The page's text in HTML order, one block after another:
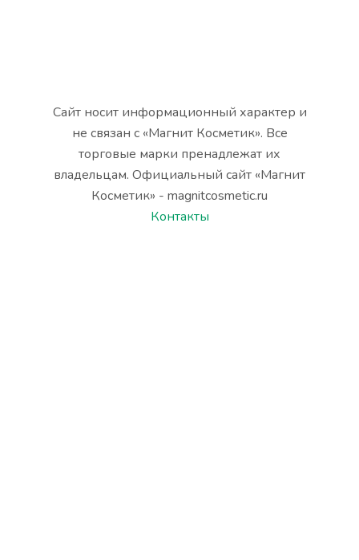
Сайт носит информационный характер и
не связан с «Магнит Косметик». Все
торговые марки пренадлежат их
владельцам. Официальный сайт «Магнит
Косметик» - magnitcosmetic.ru
Контакты